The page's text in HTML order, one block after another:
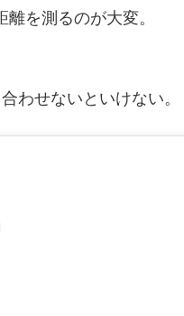
を測るのが大変。
わせないといけない。